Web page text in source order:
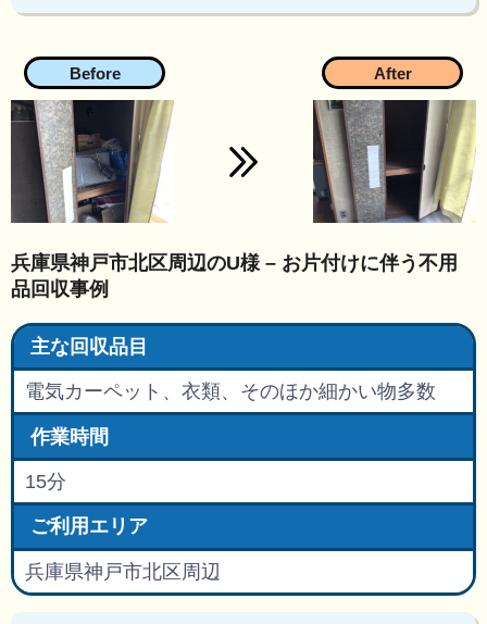
兵庫県神戸市北区周辺のU様 – お片付けに伴う不用
品回収事例
主な回収品目
電気カーペット、衣類、そのほか細かい物多数
作業時間
15分
ご利用エリア
兵庫県神戸市北区周辺